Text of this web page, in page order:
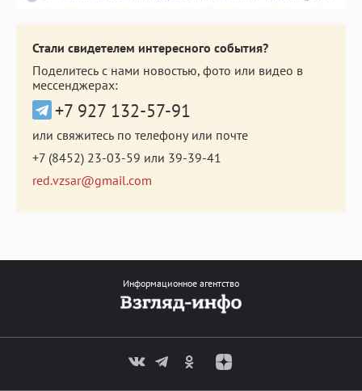
Стали свидетелем интересного события?
Поделитесь с нами новостью, фото или видео в
мессенджерах:
+7 927 132-57-91
или свяжитесь по телефону или почте
+7 (8452) 23-03-59 или 39-39-41
red.vzsar@gmail.com
Информационное агентство